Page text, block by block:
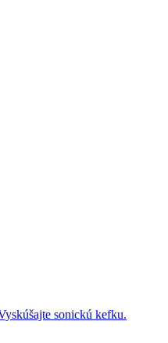
sonickú kefku.